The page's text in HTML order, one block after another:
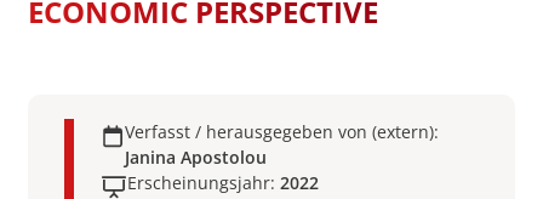
ECONOMIC PERSPECTIVE
Verfasst / herausgegeben von (extern):
Janina Apostolou
Erscheinungsjahr: 2022